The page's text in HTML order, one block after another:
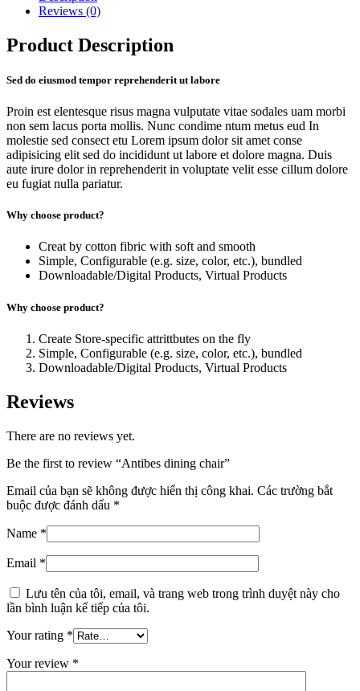
Reviews (0)
Product Description
Sed do eiusmod tempor reprehenderit ut labore
Proin est elentesque risus magna vulputate vitae sodales uam morbi
non sem lacus porta mollis. Nunc condime ntum metus eud In
molestie sed consect etu Lorem ipsum dolor sit amet conse
adipisicing elit sed do incididunt ut labore et dolore magna. Duis
aute irure dolor in reprehenderit in voluptate velit esse cillum dolore
eu fugiat nulla pariatur.
Why choose product?
Creat by cotton fibric with soft and smooth
Simple, Configurable (e.g. size, color, etc.), bundled
Downloadable/Digital Products, Virtual Products
Why choose product?
Create Store-specific attrittbutes on the fly
Simple, Configurable (e.g. size, color, etc.), bundled
Downloadable/Digital Products, Virtual Products
Reviews
There are no reviews yet.
Be the first to review “Antibes dining chair”
Email của bạn sẽ không được hiển thị công khai. Các trường bắt
buộc được đánh dấu *
Name *
Email *
Lưu tên của tôi, email, và trang web trong trình duyệt này cho
lần bình luận kế tiếp của tôi.
Your rating *
Your review *